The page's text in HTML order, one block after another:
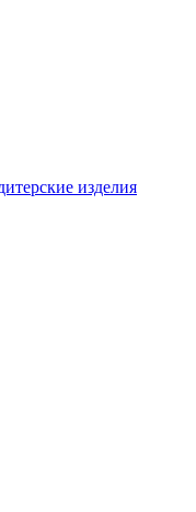
изделия